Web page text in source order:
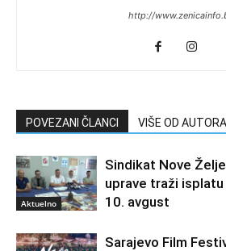
http://
POVEZANI ČLANCI VIŠE OD AUTORA
Aktuelno
Sindikat Nove
uprave traži
10. avgust
Sarajevo Film